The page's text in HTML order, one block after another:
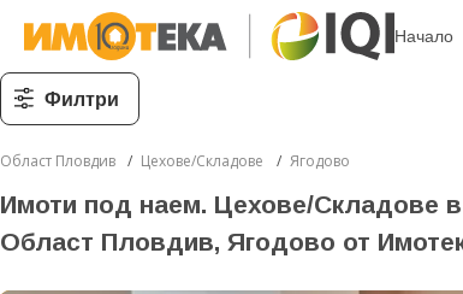
Начало
Филтри
Област Пловдив Цехове/Складове Ягодово
Имоти под наем. Цехове/Складове в
Област Пловдив, Ягодово от